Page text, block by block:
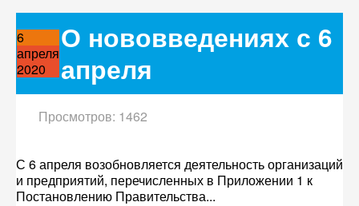
6
апреля
2020
О нововведениях с 6
апреля
Просмотров: 1462
С 6 апреля возобновляется деятельность организаций
и предприятий, перечисленных в Приложении 1 к
Постановлению Правительства...